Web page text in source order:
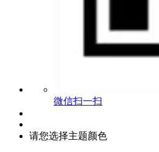
微信扫一扫
请您选择主题颜色